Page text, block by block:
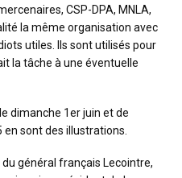
CSP-DPA, MNLA,
la même organisation avec
utiles. Ils sont utilisés pour
la tâche à une éventuelle
dimanche 1er juin et de
sont des illustrations.
général français Lecointre,